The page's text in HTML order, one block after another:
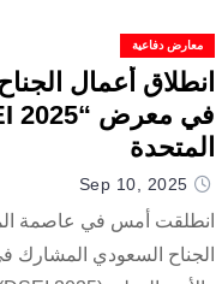
معارض دفاعية
انطلاق أعمال
المتحدة
Sep 10, 2025
انطلقت أمس في عاصمة
الجناح السعودي